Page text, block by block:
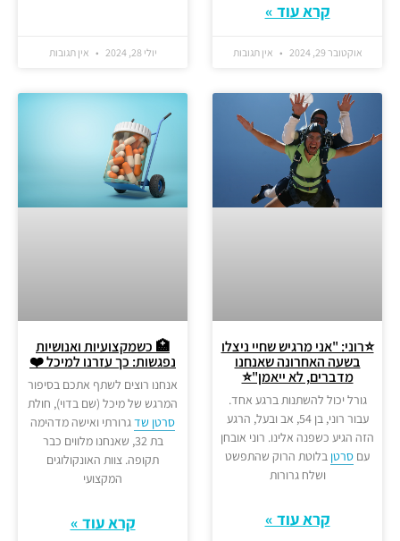
קרא עוד »
אוקטובר 29, 2024 אין תגובות יולי 28, 2024 אין תגובות
⭐️רוני: "אני מרגיש שחיי ניצלו
בשעה האחרונה שאנחנו
מדברים, לא ייאמן"⭐️
גורל יכול להשתנות ברגע אחד.
עבור רוני, בן 54, אב ובעל, הרגע
הזה הגיע כשפנה אלינו. רוני אובחן
עם סרטן בלוטת הרוק שהתפשט
ושלח גרורות
קרא עוד »
🏥 כשמקצועיות ואנושיות
נפגשות: כך עזרנו למיכל ❤️
אנחנו רוצים לשתף אתכם בסיפור
המרגש של מיכל (שם בדוי), חולת
סרטן שדגרורתי ואישה מדהימה
בת 32, שאנחנו מלווים כבר
תקופה. צוות האונקולוגים
המקצועי
קרא עוד »